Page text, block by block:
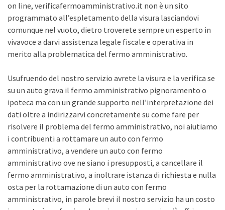
on line, verificafermoamministrativo.it non è un sito
programmato all’espletamento della visura lasciandovi
comunque nel vuoto, dietro troverete sempre un esperto in
vivavoce a darvi assistenza legale fiscale e operativa in
merito alla problematica del fermo amministrativo.
Usufruendo del nostro servizio avrete la visura e la verifica se
su un auto grava il fermo amministrativo pignoramento o
ipoteca ma con un grande supporto nell’interpretazione dei
dati oltre a indirizzarvi concretamente su come fare per
risolvere il problema del fermo amministrativo, noi aiutiamo
i contribuenti a rottamare un auto con fermo
amministrativo, a vendere un auto con fermo
amministrativo ove ne siano i presupposti, a cancellare il
fermo amministrativo, a inoltrare istanza di richiesta e nulla
osta per la rottamazione di un auto con fermo
amministrativo, in parole brevi il nostro servizio ha un costo